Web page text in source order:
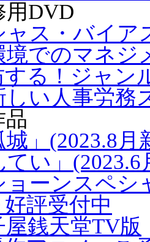
用DVD
ャス・バイ
境でのマネジ
る！ジャン
しい人事労務
品
城」(2023.8月
てい」(2023.6
ョーンスペ
評受付中
銭天堂TV版